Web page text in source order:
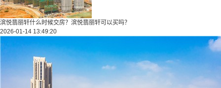
滨悦翡丽轩什么时候交房？滨悦翡丽轩可以买吗？
2026-01-14 13:49:20